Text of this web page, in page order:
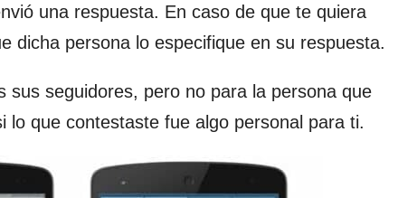
una respuesta. En caso de que te quiera
dicha persona lo especifique en su respuesta.
sus seguidores, pero no para la persona que
que contestaste fue algo personal para ti.